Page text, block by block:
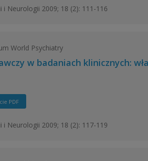
i Neurologii 2009; 18 (2): 111-116
World Psychiatry
w badaniach klinicznych:
PDF
i Neurologii 2009; 18 (2): 117-119